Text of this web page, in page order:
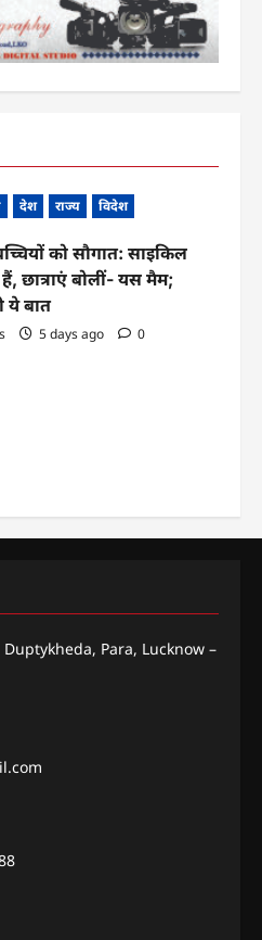
देश राज्य विदेश
को सौगात: साइकिल
छात्राएं बोलीं- यस मैम;
ये बात
5 days ago 0
Para, Lucknow –